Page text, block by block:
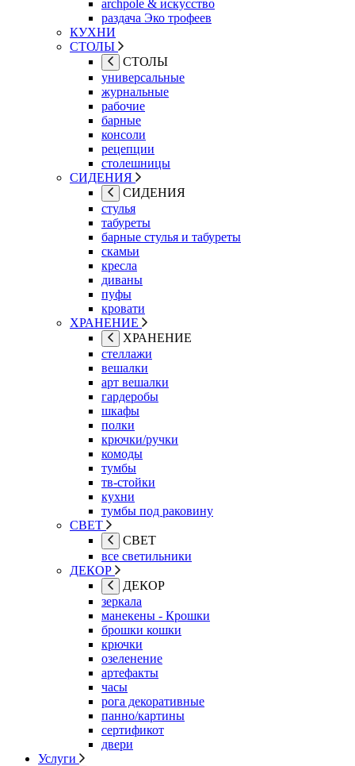
archpole & искусство
раздача Эко трофеев
КУХНИ
СТОЛЫ
СТОЛЫ
универсальные
журнальные
рабочие
барные
консоли
рецепции
столешницы
СИДЕНИЯ
СИДЕНИЯ
стулья
табуреты
барные стулья и табуреты
скамьи
кресла
диваны
пуфы
кровати
ХРАНЕНИЕ
ХРАНЕНИЕ
стеллажи
вешалки
арт вешалки
гардеробы
шкафы
полки
крючки/ручки
комоды
тумбы
тв-стойки
кухни
тумбы под раковину
СВЕТ
СВЕТ
все светильники
ДЕКОР
ДЕКОР
зеркала
манекены - Крошки
брошки кошки
крючки
озеленение
артефакты
часы
рога декоративные
панно/картины
сертификот
двери
Услуги